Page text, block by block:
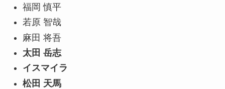
福岡 慎平
若原 智哉
麻田 将吾
太田 岳志
イスマイラ
松田 天馬